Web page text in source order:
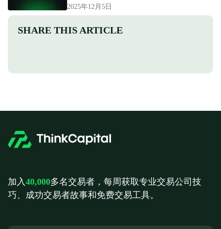
2025年12月5日
SHARE THIS ARTICLE
加入40,000多名交易者，每周获取专业交易公司技
巧、成功交易者故事和免费交易工具。